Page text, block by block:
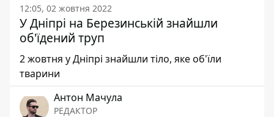
12:05, 02 жовтня 2022
У Дніпрі на Березинській знайшли
об'їдений труп
2 жовтня у Дніпрі знайшли тіло, яке об'їли
тварини
Антон Мачула
РЕДАКТОР